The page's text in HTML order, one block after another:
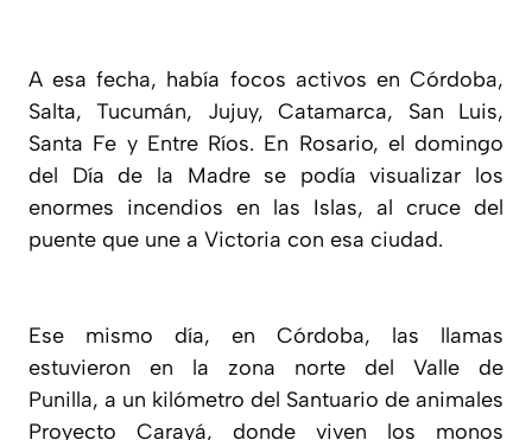
A esa fecha, había focos activos en Córdoba,
Salta, Tucumán, Jujuy, Catamarca, San Luis,
Santa Fe y Entre Ríos. En Rosario, el domingo
del Día de la Madre se podía visualizar los
enormes incendios en las Islas, al cruce del
puente que une a Victoria con esa ciudad.
Ese mismo día, en Córdoba, las llamas
estuvieron en la zona norte del Valle de
Punilla, a un kilómetro del Santuario de animales
Proyecto Carayá, donde viven los monos